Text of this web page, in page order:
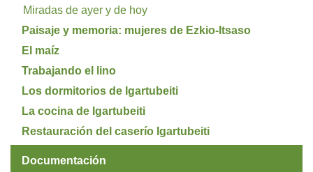
Miradas de ayer y de hoy
Paisaje y memoria: mujeres de Ezkio-Itsaso
El maíz
Trabajando el lino
Los dormitorios de Igartubeiti
La cocina de Igartubeiti
Restauración del caserío Igartubeiti
Documentación